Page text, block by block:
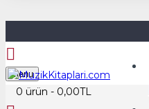
Menu
0 ürün - 0,00TL